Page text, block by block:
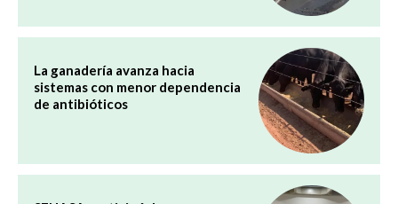
La ganadería avanza hacia
sistemas con menor dependencia
de antibióticos